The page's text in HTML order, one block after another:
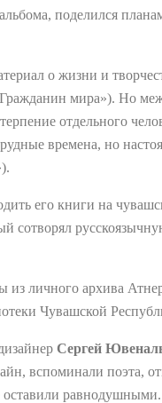
поделился
о жизни и
мира»). Но
отдельного
времена, но
его книги на
сотворял
личного архива
Чувашской
Сергей
вспоминали поэта,
оставили равнодушными.